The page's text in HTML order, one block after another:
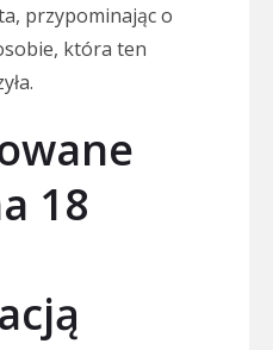
przypominając o
która ten
18